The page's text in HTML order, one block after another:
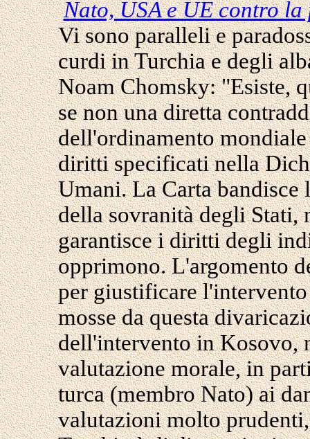
Nato, USA e UE contro
Vi sono paralleli e
curdi in Turchia e degli
Noam Chomsky: "Esiste,
se non una diretta
dell'ordinamento
diritti specificati nella
Umani. La Carta
della sovranità degli Stati,
garantisce i diritti degli
opprimono. L'argomento
per giustificare
mosse da questa
dell'intervento in Kosovo,
valutazione morale, in
turca (membro Nato) ai
valutazioni molto